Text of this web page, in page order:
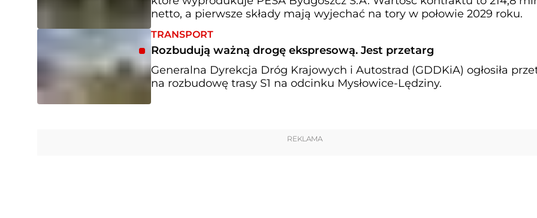
netto, a pierwsze składy mają wyjechać na tory w połowie 2029 roku.
TRANSPORT
Rozbudują ważną drogę ekspresową. Jest przetarg
Generalna Dyrekcja Dróg Krajowych i Autostrad (GDDKiA) ogłosiła
na rozbudowę trasy S1 na odcinku Mysłowice-Lędziny.
REKLAMA